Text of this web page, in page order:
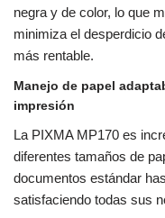
negra y de color, lo que
minimiza el desperdicio
más rentable.
Manejo de papel
impresión
La PIXMA MP170 es
diferentes tamaños de
documentos estándar
satisfaciendo todas sus